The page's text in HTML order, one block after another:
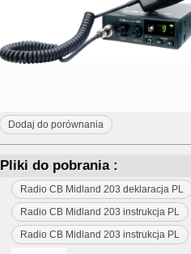
Dodaj do porównania
Pliki do pobrania :
Radio CB Midland 203 deklaracja PL
Radio CB Midland 203 instrukcja PL
Radio CB Midland 203 instrukcja PL